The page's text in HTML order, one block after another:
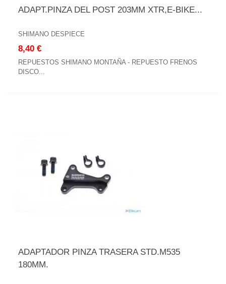
ADAPT.PINZA DEL POST 203MM XTR,E-BIKE...
SHIMANO DESPIECE
8,40 €
REPUESTOS SHIMANO MONTAÑA - REPUESTO FRENOS
DISCO...
ADAPTADOR PINZA TRASERA STD.M535
180MM.